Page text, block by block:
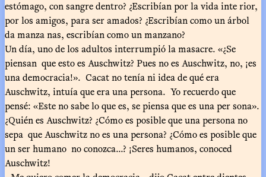
estómago, con sangre dentro? ¿Escribían por la vida inte rior,
por los amigos, para ser amados? ¿Escribían como un árbol
da manza nas, escribían como un manzano?
Un día, uno de los adultos interrumpió la masacre. «¿Se
piensan que esto es Auschwitz? Pues no es Auschwitz, no, ¡es
una democracia!». Cacat no tenía ni idea de qué era
Auschwitz, intuía que era una persona. Yo recuerdo que
pensé: «Este no sabe lo que es, se piensa que es una per sona».
¿Quién es Auschwitz? ¿Cómo es posible que una persona no
sepa que Auschwitz no es una persona? ¿Cómo es posible que
un ser humano no conozca...? ¡Seres humanos, conoced
Auschwitz!